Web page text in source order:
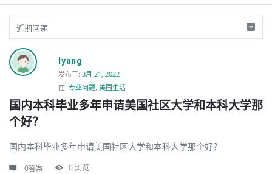
Discy
Latest
问
题
lyang
发布于: 3月 21, 2022
在: 专业问题, 美国生活
国内本科毕业多年申请美国社区大学和本科大学那
个好？
国内本科毕业多年申请美国社区大学和本科大学那个好？
0答案 0浏览